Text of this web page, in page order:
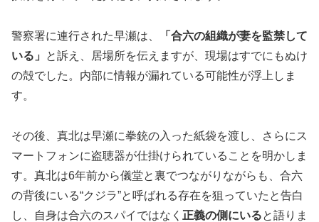
警察署に連行された早瀬は、
「合六の組織が妻を監禁して
いる」
と訴え、居場所を伝えますが、現場はすでにもぬけ
の殻でした。内部に情報が漏れている可能性が浮上しま
す。
その後、真北は早瀬に拳銃の入った紙袋を渡し、さらにス
マートフォンに盗聴器が仕掛けられていることを明かしま
す。真北は6年前から儀堂と裏でつながりながらも、合六
の背後にいる“クジラ”と呼ばれる存在を狙っていたと告白
し、自身は合六のスパイではなく 正義の側にいると語りま